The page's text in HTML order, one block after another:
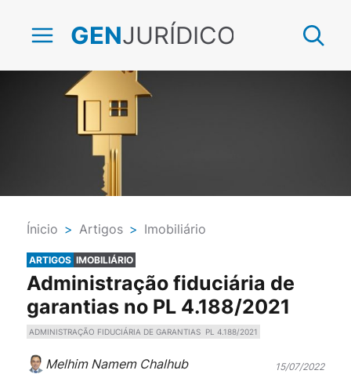
GENJURÍDICO
Ínicio > Artigos > Imobiliário
ARTIGOS IMOBILIÁRIO
Administração fiduciária de
garantias no PL 4.188/2021
ADMINISTRAÇÃO FIDUCIÁRIA DE GARANTIAS PL 4.188/2021
Melhim Namem Chalhub 15/07/2022